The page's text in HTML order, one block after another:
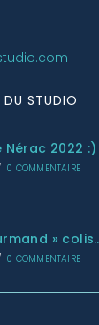
DU STUDIO
Nérac 2022 :)
0 COMMENTAIRE
»
0 COMMENTAIRE